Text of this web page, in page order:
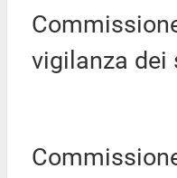
vigilanza dei